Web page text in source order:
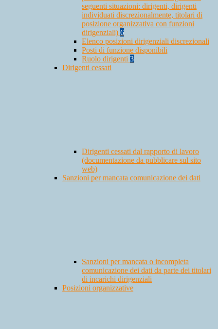
seguenti situazioni: dirigenti, dirigenti
individuati discrezionalmente, titolari di
posizione organizzativa con funzioni
dirigenziali) 6
Elenco posizioni dirigenziali discrezionali
Posti di funzione disponibili
Ruolo dirigenti 3
Dirigenti cessati
Dirigenti cessati dal rapporto di lavoro
(documentazione da pubblicare sul sito
web)
Sanzioni per mancata comunicazione dei dati
Sanzioni per mancata o incompleta
comunicazione dei dati da parte dei titolari
di incarichi dirigenziali
Posizioni organizzative